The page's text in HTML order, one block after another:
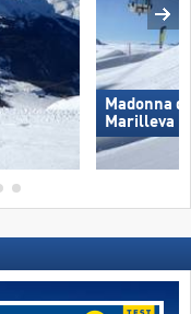
Madonna
Marilleva